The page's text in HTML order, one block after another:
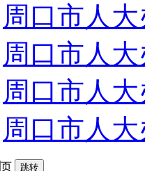
周口市人
周口市人
周口市人
周口市人
页